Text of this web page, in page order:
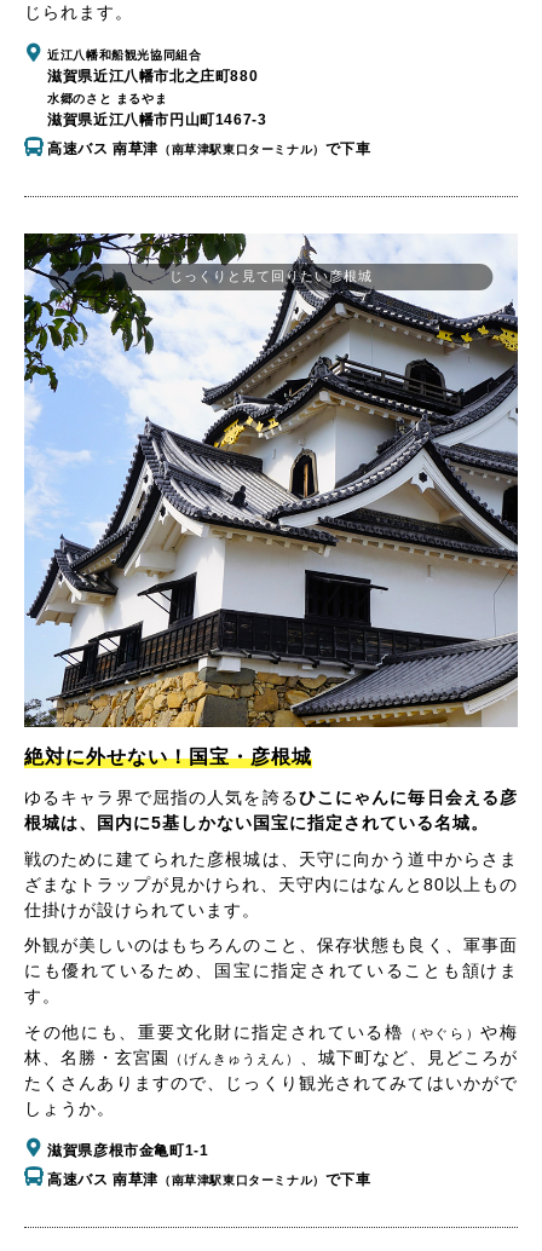
じられます。
近江八幡和船観光協同組合
滋賀県近江八幡市北之庄町880
水郷のさと まるやま
滋賀県近江八幡市円山町1467-3
高速バス 南草津 （南草津駅東口ターミナル） で下車
じっくりと見て回りたい彦根城
絶対に外せない！国宝・彦根城
ゆるキャラ界で屈指の人気を誇るひこにゃんに毎日会える彦
根城は、国内に5基しかない国宝に指定されている名城。
戦のために建てられた彦根城は、天守に向かう道中からさま
ざまなトラップが見かけられ、天守内にはなんと80以上もの
仕掛けが設けられています。
外観が美しいのはもちろんのこと、保存状態も良く、軍事面
にも優れているため、国宝に指定されていることも頷けま
す。
その他にも、重要文化財に指定されている櫓
（やぐら）や梅
林、名勝・玄宮園
（げんきゅうえん）
、城下町など、見どころが
たくさんありますので、じっくり観光されてみてはいかがで
しょうか。
滋賀県彦根市金亀町1-1
高速バス 南草津 （南草津駅東口ターミナル） で下車